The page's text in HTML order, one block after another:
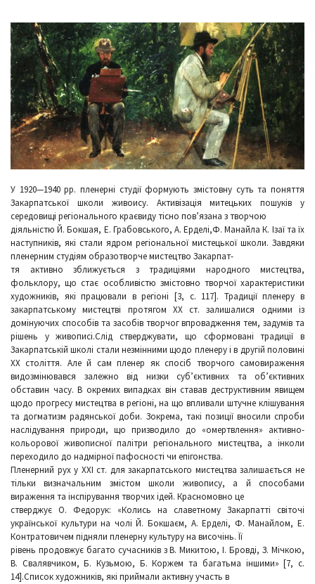
У 1920—1940 рр. пленерні студії формують змістовну суть та поняття
Закарпатської школи живоису. Активізація митецьких пошуків у
середовищі регіонального краєвиду тісно пов’язана з творчою
діяльністю Й. Бокшая, Е. Грабовського, А. Ерделі,Ф. Манайла К. Ізаї та їх
наступників, які стали ядром регіональної мистецької школи. Завдяки
пленерним студіям образотворче мистецтво Закарпат-
тя активно зближується з традиціями народного мистецтва,
фольклору, що стає особливістю змістовно творчої характеристики
художників, які працювали в регіоні [3, с. 117]. Традиції пленеру в
закарпатському мистецтві протягом ХХ ст. залишалися одними із
домінуючих способів та засобів творчог впровадження тем, задумів та
рішень у живописі.Слід стверджувати, що сформовані традиції в
Закарпатській школі стали незмінними щодо пленеру і в другій половині
ХХ століття. Але й сам пленер як спосіб творчого самовираження
видозмінювався залежно від низки суб’єктивних та об’єктивних
обставин часу. В окремих випадках він ставав деструктивним явищем
щодо прогресу мистецтва в регіоні, на що впливали штучне клішування
та догматизм радянської доби. Зокрема, такі позиції вносили спроби
наслідування природи, що призводило до «омертвлення» активно-
кольорової живописної палітри регіонального мистецтва, а інколи
переходило до надмірної пафосності чи епігонства.
Пленерний рух у ХХІ ст. для закарпатського мистецтва залишається не
тільки визначальним змістом школи живопису, а й способами
вираження та інспірування творчих ідей. Красномовно це
стверджує О. Федорук: «Колись на славетному Закарпатті світочі
української культури на чолі Й. Бокшаєм, А. Ерделі, Ф. Манайлом, Е.
Контратовичем підняли пленерну культуру на височінь. Її
рівень продовжує багато сучасників з В. Микитою, І. Бровді, З. Мічкою,
В. Свалявчиком, Б. Кузьмою, Б. Коржем та багатьма іншими» [7, с.
14].Список художників, які приймали активну участь в